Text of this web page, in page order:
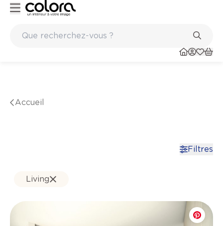
Accueil
Filtres
Living
Inspiration pour peindre votre maison - colora.be